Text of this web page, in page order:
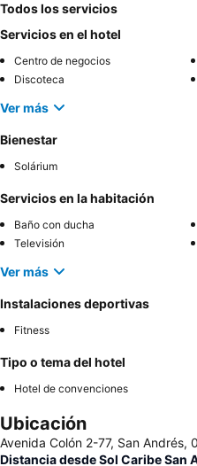
Todos los servicios
Servicios en el hotel
Centro de negocios
Discoteca
Ver más
Bienestar
Solárium
Servicios en la habitación
Baño con ducha
Televisión
Ver más
Instalaciones deportivas
Fitness
Tipo o tema del hotel
Hotel de convenciones
Ubicación
Avenida Colón 2-77, San Andrés,
Distancia desde Sol Caribe San